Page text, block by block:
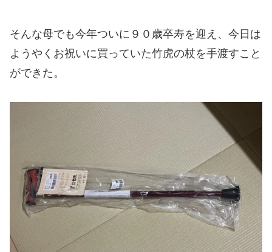
そんな母でも今年ついに９０歳卒寿を迎え、今日は
ようやくお祝いに買っていた竹虎の杖を手渡すこと
ができた。